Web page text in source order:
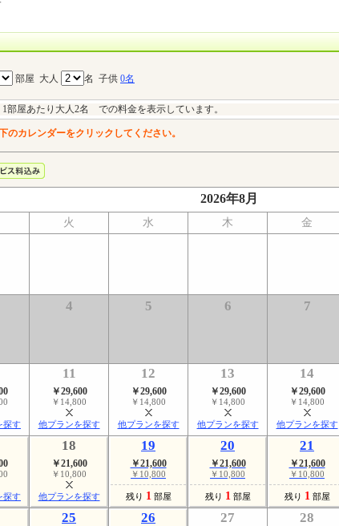
部屋 大人 名 子供 0名
部屋あたり大人2名 での料金を表示しています。
のカレンダーをクリックしてください。
2026年8月
火 水 木 金
4 5 6 7
探す
11
￥29,600
￥14,800
他プランを探す
12
￥29,600
￥14,800
他プランを探す
13
￥29,600
￥14,800
他プランを探す
14
￥29,600
￥14,800
他プランを探す
探す
18
￥21,600
￥10,800
他プランを探す
19
￥21,600
￥10,800
残り 1 部屋
20
￥21,600
￥10,800
残り 1 部屋
21
￥21,600
￥10,800
残り 1 部屋
25 26 27 28